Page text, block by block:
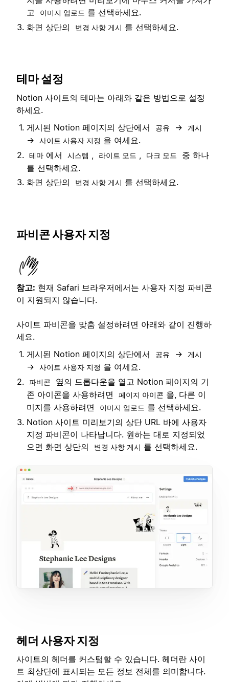
고
이미지 업로드 를 선택하세요.
화면 상단의
변경 사항 게시 를 선택하세요.
테마 설정
Notion 사이트의 테마는 아래와 같은 방법으로 설정
하세요.
게시된 Notion 페이지의 상단에서
공유 → 게시
→ 사이트 사용자 지정 을 여세요.
테마 에서 시스템 , 라이트 모드 , 다크 모드
중 하나
를 선택하세요.
화면 상단의
변경 사항 게시 를 선택하세요.
파비콘 사용자 지정
참고: 현재 Safari 브라우저에서는 사용자 지정 파비콘
이 지원되지 않습니다.
사이트 파비콘을 맞춤 설정하려면 아래와 같이 진행하
세요.
게시된 Notion 페이지의 상단에서
공유 → 게시
→ 사이트 사용자 지정 을 여세요.
파비콘
옆의 드롭다운을 열고 Notion 페이지의 기
존 아이콘을 사용하려면
페이지 아이콘 을, 다른 이
미지를 사용하려면
이미지 업로드 를 선택하세요.
Notion 사이트 미리보기의 상단 URL 바에 사용자
지정 파비콘이 나타납니다. 원하는 대로 지정되었
으면 화면 상단의
변경 사항 게시 를 선택하세요.
헤더 사용자 지정
사이트의 헤더를 커스텀할 수 있습니다. 헤더란 사이
트 최상단에 표시되는 모든 정보 전체를 의미합니다.